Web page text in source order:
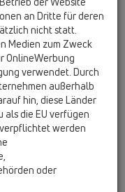
an Dritte für deren
nicht statt.
Medien zum Zweck
OnlineWerbung
verwendet. Durch
außerhalb
hin, diese Länder
die EU verfügen
werden
oder